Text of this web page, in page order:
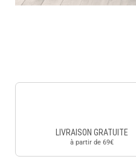
LIVRAISON GRATUITE
à partir de 69€